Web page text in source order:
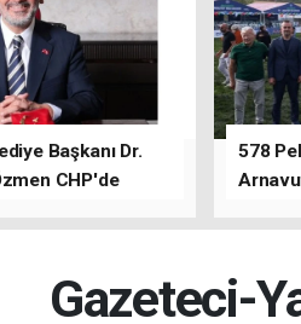
Başkanı Dr.
CHP'de
578
Gazeteci-